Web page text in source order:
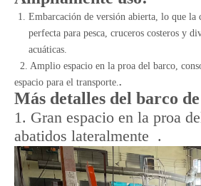
Embarcación de versión abierta, lo que la
perfecta para pesca, cruceros costeros y
acuáticas.
2. Amplio espacio en la proa del barco,
espacio para el transporte..
Más detalles del barco
1. Gran espacio en la proa
abatidos lateralmente .